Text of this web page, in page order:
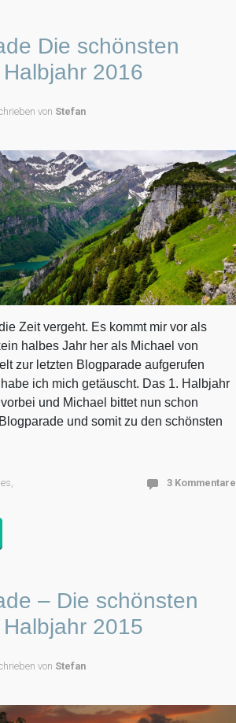
Die schönsten
2016
von Stefan
Zeit vergeht. Es kommt mir vor als
halbes Jahr her als Michael von
zur letzten Blogparade aufgerufen
ich mich getäuscht. Das 1. Halbjahr
und Michael bittet nun schon
und somit zu den schönsten
,
3 Kommentare
– Die schönsten
2015
von Stefan